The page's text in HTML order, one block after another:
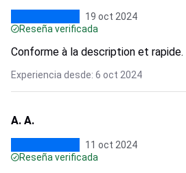
19 oct 2024
Reseña verificada
Conforme à la description et rapide.
Experiencia desde: 6 oct 2024
A. A.
11 oct 2024
Reseña verificada